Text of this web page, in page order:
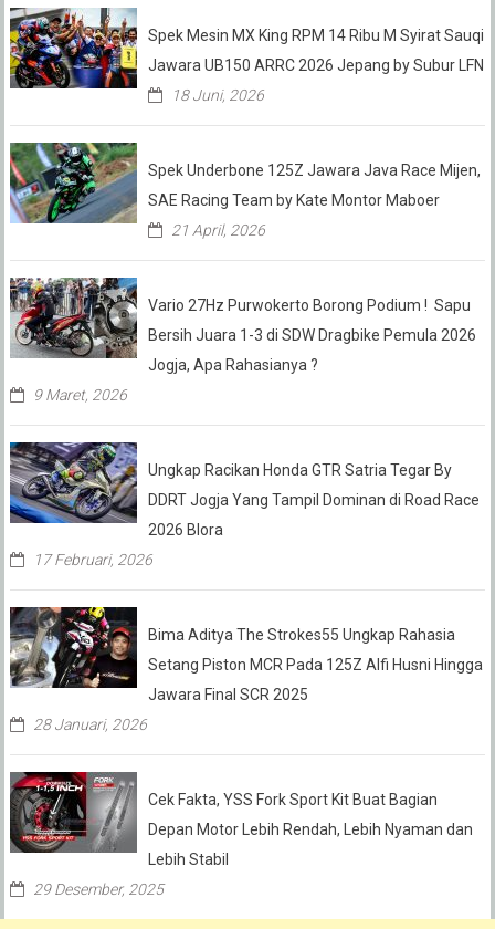
Spek Mesin MX King RPM 14 Ribu M Syirat Sauqi
Jawara UB150 ARRC 2026 Jepang by Subur LFN
18 Juni, 2026
Spek Underbone 125Z Jawara Java Race Mijen,
SAE Racing Team by Kate Montor Maboer
21 April, 2026
Vario 27Hz Purwokerto Borong Podium ! Sapu
Bersih Juara 1-3 di SDW Dragbike Pemula 2026
Jogja, Apa Rahasianya ?
9 Maret, 2026
Ungkap Racikan Honda GTR Satria Tegar By
DDRT Jogja Yang Tampil Dominan di Road Race
2026 Blora
17 Februari, 2026
Bima Aditya The Strokes55 Ungkap Rahasia
Setang Piston MCR Pada 125Z Alfi Husni Hingga
Jawara Final SCR 2025
28 Januari, 2026
Cek Fakta, YSS Fork Sport Kit Buat Bagian
Depan Motor Lebih Rendah, Lebih Nyaman dan
Lebih Stabil
29 Desember, 2025